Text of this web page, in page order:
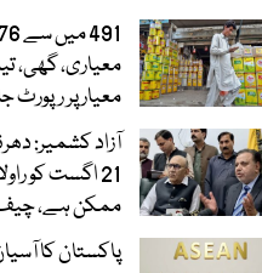
معیاری، گھی،
معیار پر رپورٹ
21 اگست کو
ممکن ہے،
پاکستان کا